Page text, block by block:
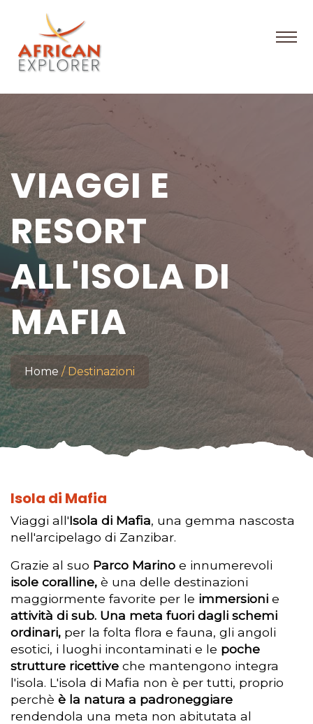
VIAGGI E
RESORT
ALL'ISOLA DI
MAFIA
Home Destinazioni
Isola di Mafia
Viaggi all'Isola di Mafia, una gemma nascosta
nell'arcipelago di Zanzibar.
Grazie al suo Parco Marino e innumerevoli
isole coralline, è una delle destinazioni
maggiormente favorite per le immersioni e
attività di sub. Una meta fuori dagli schemi
ordinari, per la folta flora e fauna, gli angoli
esotici, i luoghi incontaminati e le poche
strutture ricettive che mantengono integra
l'isola. L'isola di Mafia non è per tutti, proprio
perchè è la natura a padroneggiare
rendendola una meta non abitutata al